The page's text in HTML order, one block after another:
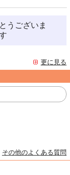
うございま
更に見る
その他のよくある質問